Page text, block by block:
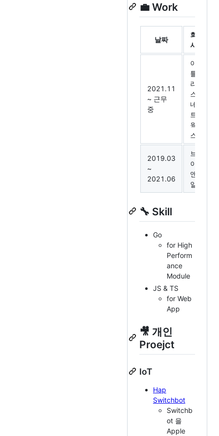
💼 Work
날짜
회
사
2021.11
~ 근무
중
아
틀
라
스
네
트
웍
스
2019.03
~
2021.06
브
이
앤
알
🔧 Skill
Go
for High
Perform
ance
Module
JS & TS
for Web
App
🎥 개인
Proejct
IoT
Hap
Switchbot
Switchb
ot 을
Apple